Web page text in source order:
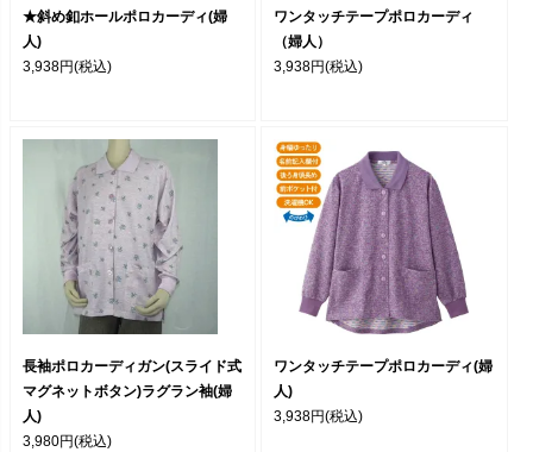
★斜め釦ホールポロカーディ(婦
人)
3,938円(税込)
ワンタッチテープポロカーディ
（婦人）
3,938円(税込)
長袖ポロカーディガン(スライド式
マグネットボタン)ラグラン袖(婦
人)
3,980円(税込)
ワンタッチテープポロカーディ(婦
人)
3,938円(税込)